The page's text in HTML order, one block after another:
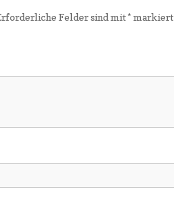
Felder sind mit* markiert